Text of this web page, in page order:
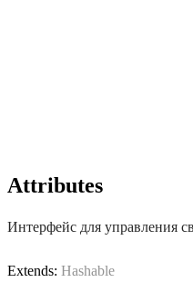
Attributes
Интерфейс для управления
Extends: Hashable